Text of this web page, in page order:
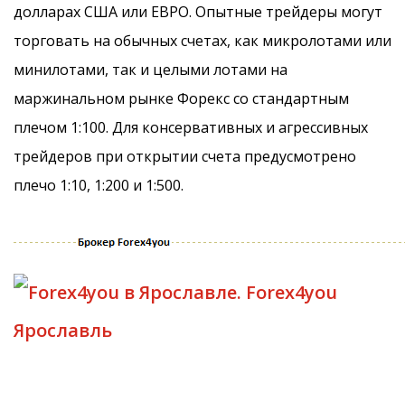
долларах США или ЕВРО. Опытные трейдеры могут
торговать на обычных счетах, как микролотами или
минилотами, так и целыми лотами на
маржинальном рынке Форекс со стандартным
плечом 1:100. Для консервативных и агрессивных
трейдеров при открытии счета предусмотрено
плечо 1:10, 1:200 и 1:500.